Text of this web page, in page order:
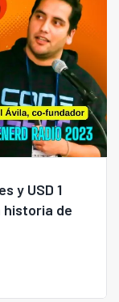
y USD 1
historia de